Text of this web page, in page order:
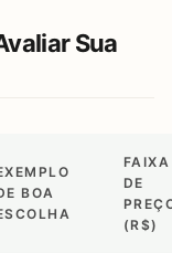
Sua
BOA
FAIXA
DE
(R$)